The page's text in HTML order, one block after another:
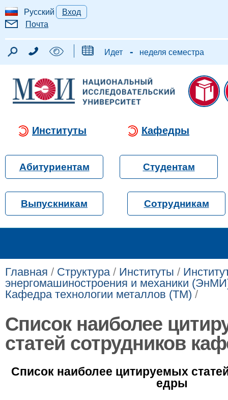
Русский
Вход
Почта
Идет - неделя семестра
Институты Кафедры
Абитуриентам Студентам
Выпускникам Сотрудникам
Главная / Структура/ Институты /
энергомашиностроения и механики
Кафедра технологии металлов (ТМ) /
Список наиболее
статей сотрудников
Список наиболее цитируемых
едры